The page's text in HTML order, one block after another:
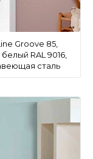
Groove 85,
RAL 9016,
сталь